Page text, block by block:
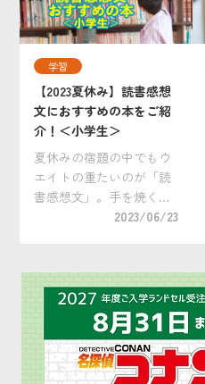
御さんは多いでしょう。
とはいえ、それ以外の時
ら […]
学習
【2023夏休み】読書感想
文におすすめの本をご紹
介！＜小学生＞
夏休みの宿題の中でもウ
エイトの重たいのが「読
書感想文」。手を焼く理
由の一つには、そもそも
やすい本は？」「低学
年・中学年・高学年それ
ぞれに向いている本
は？」「面白い本じゃな
いとなか […]
2023/06/23